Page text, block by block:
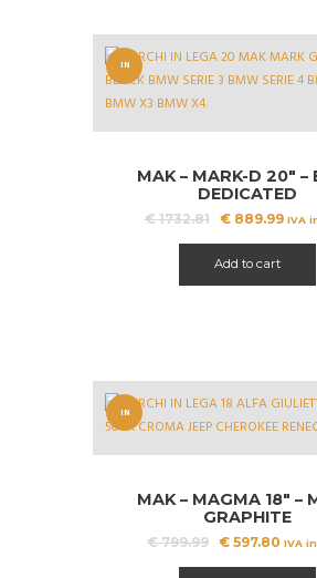
IN
OFFERT
A!
MAK – MARK-D 20″ –
DEDICATED
€1732.81
Il
era:
€ 1732.81.
€889.99Il
€
IVA
Add to cart
IN
MAK – MAGMA 18″ –
GRAPHITE
€799.99 Il
€ 597.80 IlIVA